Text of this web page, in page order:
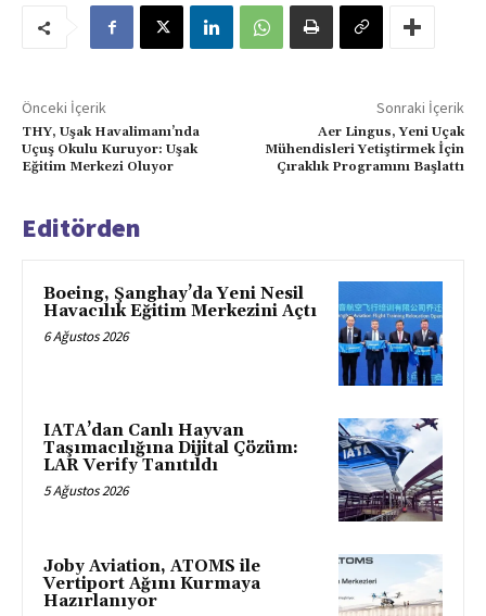
Önceki İçerik
THY, Uşak Havalimanı’nda
Uçuş Okulu Kuruyor: Uşak
Eğitim Merkezi Oluyor
Sonraki İçerik
Aer Lingus, Yeni Uçak
Mühendisleri Yetiştirmek İçin
Çıraklık Programını Başlattı
Editörden
Boeing, Şanghay’da Yeni Nesil
Havacılık Eğitim Merkezini Açtı
6 Ağustos 2026
IATA’dan Canlı Hayvan
Taşımacılığına Dijital Çözüm:
LAR Verify Tanıtıldı
5 Ağustos 2026
Joby Aviation, ATOMS ile
Vertiport Ağını Kurmaya
Hazırlanıyor